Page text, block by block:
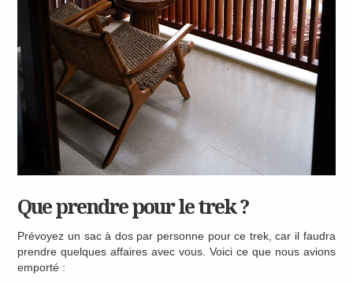
Que prendre pour le trek ?
Prévoyez un sac à dos par personne pour ce trek, car il faudra
prendre quelques affaires avec vous. Voici ce que nous avions
emporté :